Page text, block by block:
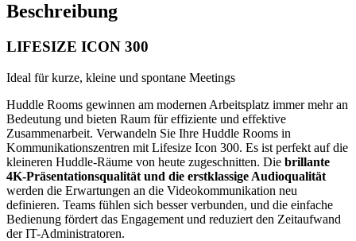
Beschreibung
LIFESIZE ICON 300
Ideal für kurze, kleine und spontane Meetings
Huddle Rooms gewinnen am modernen Arbeitsplatz immer mehr an
Bedeutung und bieten Raum für effiziente und effektive
Zusammenarbeit. Verwandeln Sie Ihre Huddle Rooms in
Kommunikationszentren mit Lifesize Icon 300. Es ist perfekt auf die
kleineren Huddle-Räume von heute zugeschnitten. Die brillante
4K-Präsentationsqualität und die erstklassige Audioqualität
werden die Erwartungen an die Videokommunikation neu
definieren. Teams fühlen sich besser verbunden, und die einfache
Bedienung fördert das Engagement und reduziert den Zeitaufwand
der IT-Administratoren.